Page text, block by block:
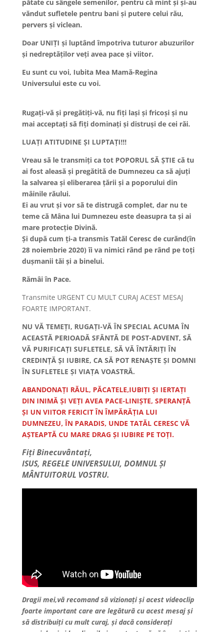
pătate cu sângele semenilor, pentru că mint și și-au
văndut sufletele pentru bani și putere celui rău,
pervers și viclean.
Doar UNIȚI și luptând împotriva tuturor abuzurilor
și nedreptăților veți avea pace și viitor.
Eu sunt cu voi, Iubita Mea Mamă-Regina
Universului este cu voi.
Rugați-vă și pregătiți-vă, nu fiți lași și fricoși și nu
mai acceptați să fiți dominați și distruși de cei răi.
LUAȚI ATITUDINE ȘI LUPTAȚI!!!
Vreau să le transmiți ca tot POPORUL SĂ ȘTIE că tu
ai fost aleasă și pregătită de Dumnezeu ca să ajuți
la salvarea și eliberarea țării și a poporului din
mâinile răului.
Ei au vrut și vor să te distrugă complet, dar nu te
teme că Mâna lui Dumnezeu este deasupra ta și ai
mare protecție Divină.
Și după cum ți-a transmis Tatăl Ceresc de curănd(în
28 noiembrie 2020) îi va nimici rând pe rând pe toți
dușmanii tăi și a binelui.
Rămâi în Pace.
Transmite URGENT CU MULT CURAJ ACEST MESAJ
FOARTE IMPORTANT.
NU VĂ TEMEȚI, RUGAȚI-VĂ ÎN SPECIAL ACUMA ÎN
ACEASTĂ PERIOADĂ SFÂNTĂ DE POST-ADVENT, SĂ
VĂ PURIFICAȚI SUFLETELE, SĂ VĂ ÎNTĂRIȚI ÎN
CREDINȚĂ ȘI IUBIRE, CA SĂ POT RENAȘTE ȘI DOMNI
ÎN SUFLETELE ȘI VIAȚA VOASTRĂ.
ABANDONAȚI RĂUL, PĂCATELE,IUBIȚI ȘI IERTAȚI
DIN INIMĂ ȘI VEȚI AVEA PACE-LINIȘTE, SPERANȚĂ
ȘI UN VIITOR FERICIT ÎN ÎMPĂRĂȚIA LUI
DUMNEZEU, ÎN PARADIS, UNDE TATĂL CERESC VĂ
AȘTEAPTĂ CU MARE DRAG ȘI IUBIRE PE TOȚI.
Fiți Binecuvântați,
ISUS, REGELE UNIVERSULUI, DOMNUL ȘI
MÂNTUITORUL VOSTRU.
Dragii mei,vă recomand să vizionați și acest videoclip
foarte important care are legătură cu acest mesaj și
să distribuiți cu mult curaj, și dacă considerați